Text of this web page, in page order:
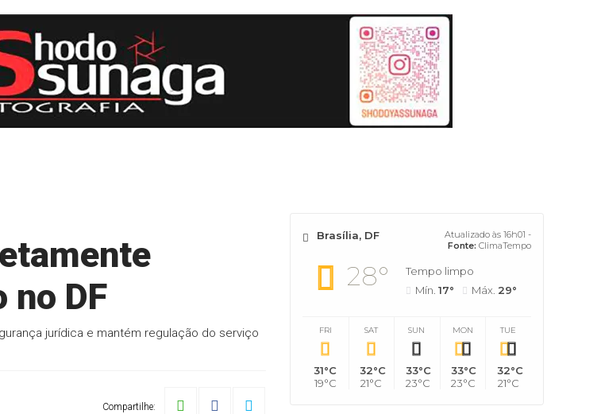
no DF
jurídica e mantém regulação do serviço
Compartilhe:
Brasília, DF
Atualizado às 16h01 -
Fonte: ClimaTempo
28°
Tempo limpo
Mín. 17° Máx. 29°
FRI
31°C
19°C
SAT
32°C
21°C
SUN
33°C
23°C
MON
33°C
23°C
TUE
32°C
21°C